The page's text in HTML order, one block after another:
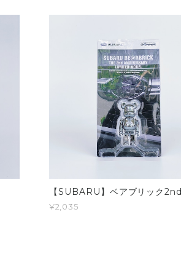
【SUBARU】ベアブリック2nd
¥2,035